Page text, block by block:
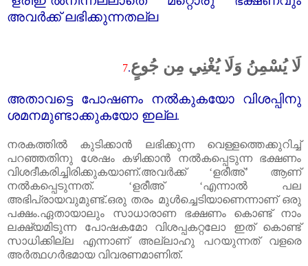
അവർക്ക്‌ ലഭിക്കുന്നതല്ല
7.لَا يُسْمِنُ وَلَا يُغْنِي مِن جُوعٍ
അതാവട്ടെ പോഷണം നൽകുകയോ വിശപ്പിനു
ശമനമുണ്ടാക്കുകയോ ഇല്ല.
നരകത്തിൽ കുടിക്കാൻ ലഭിക്കുന്ന വെള്ളത്തെക്കുറിച്ച്‌
പറഞ്ഞതിനു ശേഷം കഴിക്കാൻ നൽകപ്പെടുന്ന ഭക്ഷണം
വിശദീകരിച്ചിരിക്കുകയാണ്‌.അവർക്ക്‌ ‘ളരീഅ്’ ആണ്‌
നൽകപ്പെടുന്നത്‌. ‘ളരീഅ് ‘എന്നാൽ പല
അഭിപ്രായവുമുണ്ട്‌.ഒരു തരം മുൾച്ചെടിയാണെന്നാണ്‌ ഒരു
പക്ഷം.ഏതായാലും സാധാരാണ ഭക്ഷണം കൊണ്ട്‌ നാം
ലക്ഷ്യമിടുന്ന പോഷകമോ വിശപ്പകറ്റലോ ഇത്‌ കൊണ്ട്‌
സാധിക്കില്ല എന്നാണ്‌ അല്ലാഹു പറയുന്നത്‌ വളരെ
അർത്ഥഗർഭമായ വിവരണമാണിത്‌.